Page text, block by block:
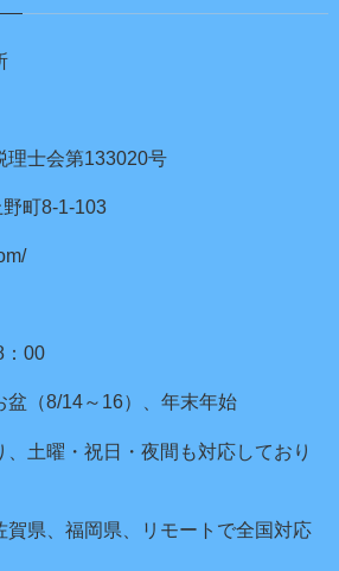
理士会第133020号
町8-1-103
00
（8/14～16）、年末年始
土曜・祝日・夜間も対応しており
県、福岡県、リモートで全国対応